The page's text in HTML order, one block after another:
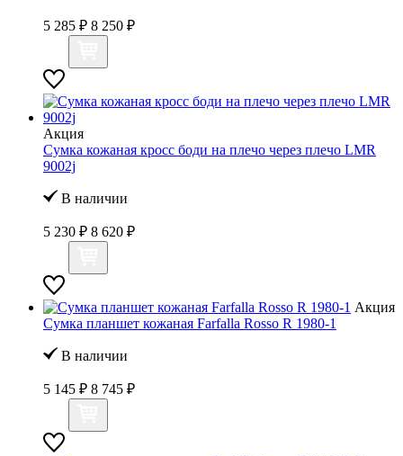
5 285 ₽ 8 250 ₽
Акция
Сумка кожаная кросс боди на плечо через плечо LMR
9002j
В наличии
5 230 ₽ 8 620 ₽
Акция
Сумка планшет кожаная Farfalla Rosso R 1980-1
В наличии
5 145 ₽ 8 745 ₽